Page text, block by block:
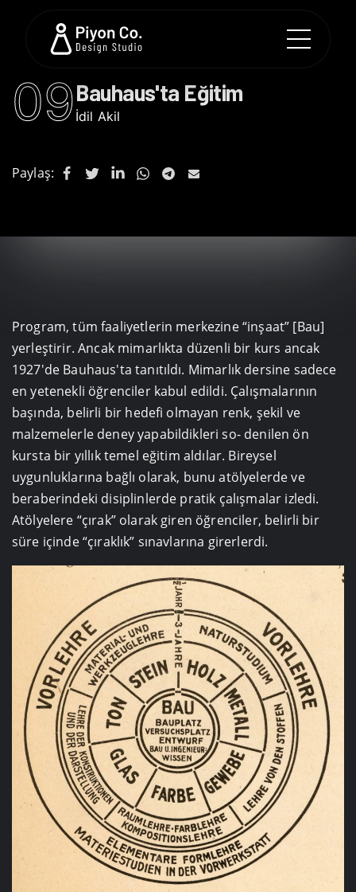
09Bauhaus'ta Eğitim
İdil Akil
Paylaş:
Program, tüm faaliyetlerin merkezine “inşaat” [Bau]
yerleştirir. Ancak mimarlıkta düzenli bir kurs ancak
1927'de Bauhaus'ta tanıtıldı. Mimarlık dersine sadece
en yetenekli öğrenciler kabul edildi. Çalışmalarının
başında, belirli bir hedefi olmayan renk, şekil ve
malzemelerle deney yapabildikleri so- denilen ön
kursta bir yıllık temel eğitim aldılar. Bireysel
uygunluklarına bağlı olarak, bunu atölyelerde ve
beraberindeki disiplinlerde pratik çalışmalar izledi.
Atölyelere “çırak” olarak giren öğrenciler, belirli bir
süre içinde “çıraklık” sınavlarına girerlerdi.